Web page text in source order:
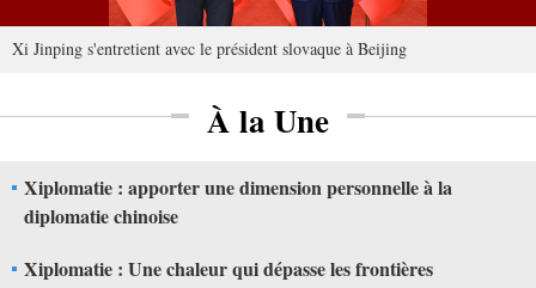
Xi Jinping s'entretient avec le président slovaque à Beijing
À la Une
Xiplomatie : apporter une dimension personnelle à la
diplomatie chinoise
Xiplomatie : Une chaleur qui dépasse les frontières